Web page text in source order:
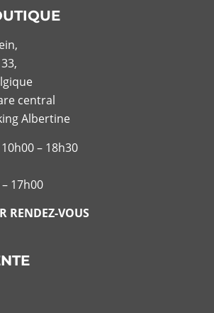
central
Albertine
10h00 – 18h30
17h00
RENDEZ-VOUS